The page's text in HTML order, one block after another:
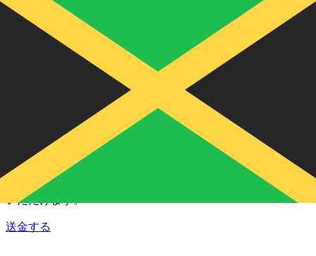
Xe 国際送金
オンラインの送金が迅速、安全、簡単に行えます。ライブの
追跡と通知に加え、柔軟な配信と支払いオプションをご利用
いただけます。
送金する